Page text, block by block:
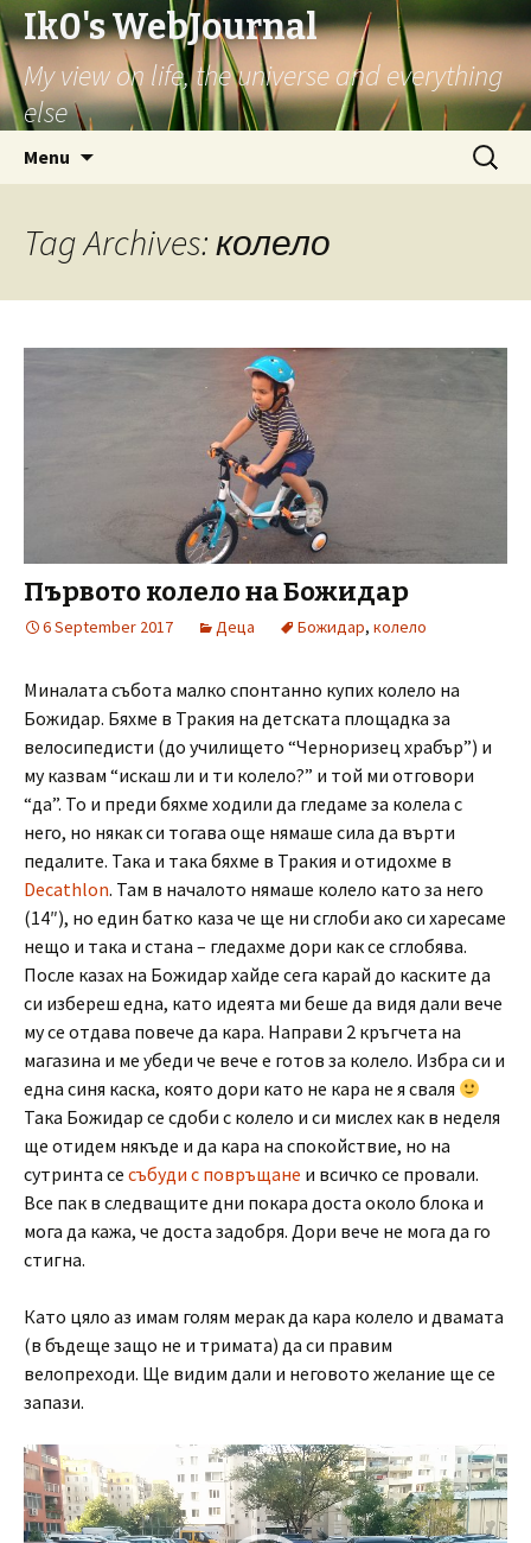
Ik0's WebJournal
My view on life, the universe and everything
else
Menu
Search
for:
Tag Archives: колело
Първото колело на Божидар
6 September 2017 Деца Божидар, колело
Миналата събота малко спонтанно купих колело на
Божидар. Бяхме в Тракия на детската площадка за
велосипедисти (до училището “Черноризец храбър”) и
му казвам “искаш ли и ти колело?” и той ми отговори
“да”. То и преди бяхме ходили да гледаме за колела с
него, но някак си тогава още нямаше сила да върти
педалите. Така и така бяхме в Тракия и отидохме в
Decathlon. Там в началото нямаше колело като за него
(14″), но един батко каза че ще ни сглоби ако си харесаме
нещо и така и стана – гледахме дори как се сглобява.
После казах на Божидар хайде сега карай до каските да
си избереш една, като идеята ми беше да видя дали вече
му се отдава повече да кара. Направи 2 кръгчета на
магазина и ме убеди че вече е готов за колело. Избра си и
една синя каска, която дори като не кара не я сваля
Така Божидар се сдоби с колело и си мислех как в неделя
ще отидем някъде и да кара на спокойствие, но на
сутринта се събуди с повръщане и всичко се провали.
Все пак в следващите дни покара доста около блока и
мога да кажа, че доста задобря. Дори вече не мога да го
стигна.
Като цяло аз имам голям мерак да кара колело и двамата
(в бъдеще защо не и тримата) да си правим
велопреходи. Ще видим дали и неговото желание ще се
запази.
Video
Player